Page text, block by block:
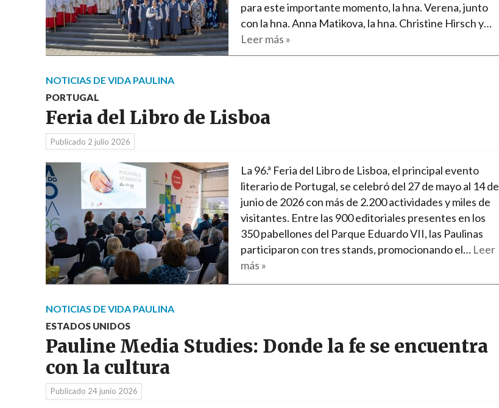
para este importante momento, la hna. Verena, junto
con la hna. Anna Matikova, la hna. Christine Hirsch y…
Leer más »
NOTICIAS DE VIDA PAULINA
PORTUGAL
Feria del Libro de Lisboa
Publicado 2 julio 2026
La 96.ª Feria del Libro de Lisboa, el principal evento
literario de Portugal, se celebró del 27 de mayo al 14 de
junio de 2026 con más de 2.200 actividades y miles de
visitantes. Entre las 900 editoriales presentes en los
350 pabellones del Parque Eduardo VII, las Paulinas
participaron con tres stands, promocionando el… Leer
más »
NOTICIAS DE VIDA PAULINA
ESTADOS UNIDOS
Pauline Media Studies: Donde la fe se encuentra
con la cultura
Publicado 24 junio 2026